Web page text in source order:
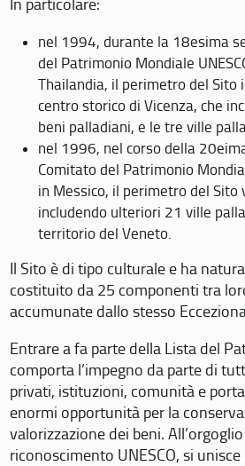
In particolare:
nel 1994, durante la 18esima
del Patrimonio Mondiale
Thailandia, il perimetro del Sito
centro storico di Vicenza, che
beni palladiani, e le tre ville
nel 1996, nel corso della
Comitato del Patrimonio
in Messico, il perimetro del Sito
includendo ulteriori 21 ville
territorio del Veneto.
Il Sito è di tipo culturale e ha
costituito da 25 componenti tra
accumunate dallo stesso
Entrare a fa parte della Lista del
comporta l’impegno da parte di
privati, istituzioni, comunità e
enormi opportunità per la
valorizzazione dei beni.
riconoscimento UNESCO, si